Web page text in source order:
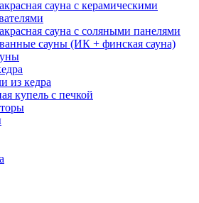
сауна с керамическими
сауна с соляными панелями
сауны (ИК + финская сауна)
из кедра
купель с печкой